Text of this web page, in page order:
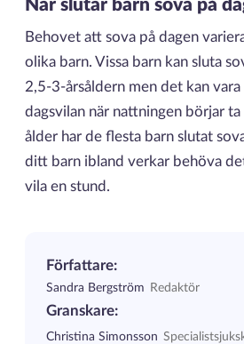
När slutar barn sova på
Behovet att sova på dagen
olika barn. Vissa barn kan sluta
2,5-3-årsåldern men det kan
dagsvilan när nattningen börjar
ålder har de flesta barn slutat
ditt barn ibland verkar behöva
vila en stund.
Författare:
Sandra Bergström Redaktör
Granskare:
Christina Simonsson